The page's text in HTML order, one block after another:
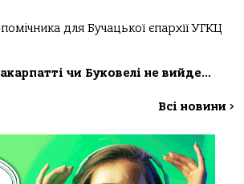
для Бучацької єпархії УГКЦ
чи Буковелі не вийде…
Всі новини >